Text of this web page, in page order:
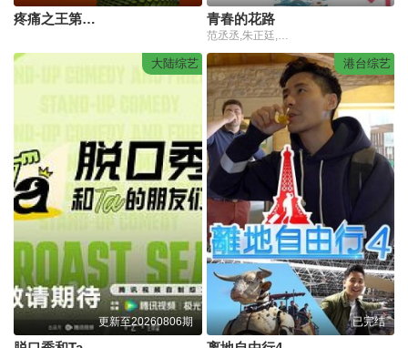
疼痛之王第二季 青春的花路
大陆综艺
更新至20260806期
港台综艺
已完结